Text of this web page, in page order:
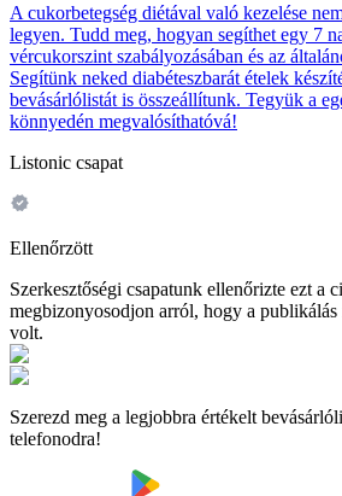
A cukorbetegség diétával való kezelése
legyen. Tudd meg, hogyan segíthet egy 7
vércukorszint szabályozásában és az
Segítünk neked diabéteszbarát ételek
bevásárlólistát is összeállítunk. Tegyük a
könnyedén megvalósíthatóvá!
Listonic csapat
Ellenőrzött
Szerkesztőségi csapatunk ellenőrizte ezt a
megbizonyosodjon arról, hogy a
volt.
Szerezd meg a legjobbra értékelt
telefonodra!